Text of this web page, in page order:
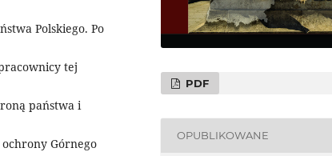
Polskiego. Po
tej
państwa i
Górnego
PDF
OPUBLIKOWANE